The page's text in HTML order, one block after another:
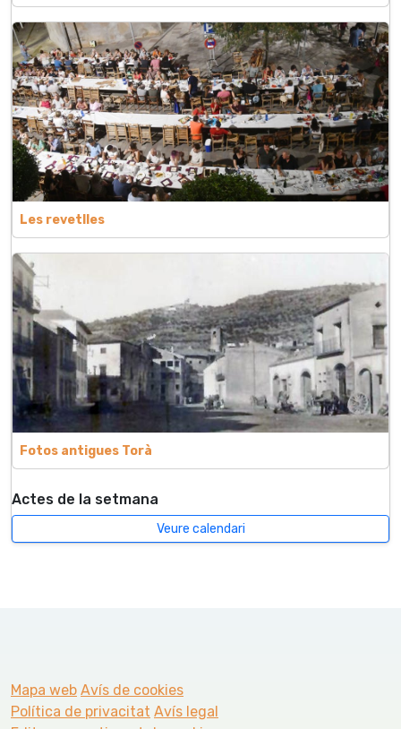
Les revetlles
Fotos antigues Torà
Actes de la setmana
Veure calendari
Mapa web Avís de cookies
Política de privacitat Avís legal